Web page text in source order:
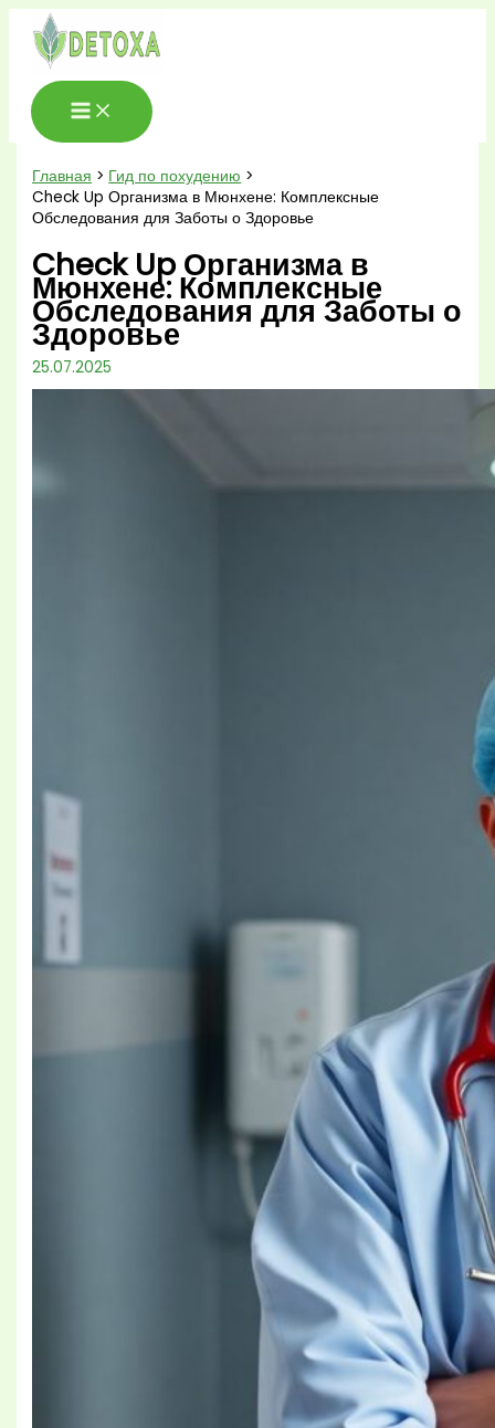
Перейти
содержимому
Главная
Гид по похудению
Check Up Организма в Мюнхене: Комплексные
Обследования для Заботы о Здоровье
Check Up Организма в
Мюнхене: Комплексные
Обследования для Заботы о
Здоровье
25.07.2025